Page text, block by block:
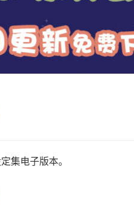
集电子版本。